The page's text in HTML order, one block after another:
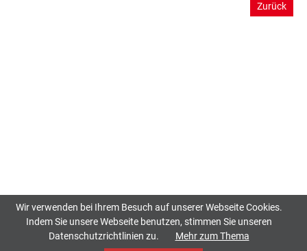
Zurück
Wir verwenden bei Ihrem Besuch auf unserer Webseite Cookies.
Indem Sie unsere Webseite benutzen, stimmen Sie unseren
Datenschutzrichtlinien zu.
Mehr zum Thema